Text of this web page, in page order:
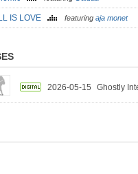
IS LOVE featuring aja monet
2026-05-15 Ghostly